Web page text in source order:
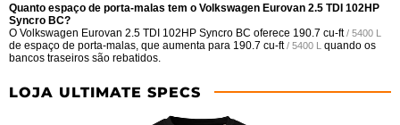
Quanto espaço de porta-malas tem o Volkswagen Eurovan 2.5 TDI 102HP
Syncro BC?
O Volkswagen Eurovan 2.5 TDI 102HP Syncro BC oferece 190.7 cu-ft / 5400 L
de espaço de porta-malas, que aumenta para 190.7 cu-ft / 5400 L quando os
bancos traseiros são rebatidos.
LOJA ULTIMATE SPECS